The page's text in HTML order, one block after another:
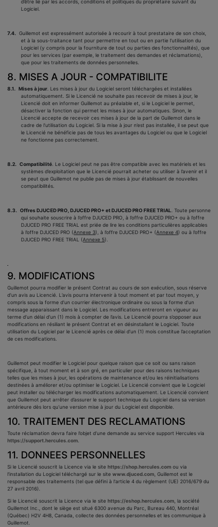
d’être lié par les accords, conditions et politiques du propriétaire suivant du
Logiciel.
7.4. Guillemot est expressément autorisée à recourir à tout prestataire de son choix,
et à la sous-traitance tant pour permettre en tout ou en partie l’utilisation du
Logiciel (y compris pour la fourniture de tout ou parties des fonctionnalités), que
pour les services (par exemple, le traitement des demandes et réclamations),
que pour les traitements de données personnelles.
8. MISES A JOUR - COMPATIBILITE
8.1. Mises à jour . Les mises à jour du Logiciel seront téléchargées et installées
automatiquement. Si le Licencié ne souhaite pas recevoir de mises à jour, le
Licencié doit en informer Guillemot au préalable et, si le Logiciel le permet,
désactiver la fonction qui permet les mises à jour automatiques. Sinon, le
Licencié accepte de recevoir ces mises à jour de la part de Guillemot dans le
cadre de l’utilisation du Logiciel. Si la mise à jour n’est pas installée, il se peut que
le Licencié ne bénéficie pas de tous les avantages du Logiciel ou que le Logiciel
ne fonctionne pas correctement.
8.2. Compatibilité . Le Logiciel peut ne pas être compatible avec les matériels et les
systèmes d’exploitation que le Licencié pourrait acheter ou utiliser à l’avenir et il
se peut que Guillemot ne publie pas de mises à jour établissant de nouvelles
compatibilités.
8.3. Offres DJUCED PRO, DJUCED PRO+ et DJUCED PRO FREE TRIAL . Toute personne
qui souhaite souscrire à l’offre DJUCED PRO, à l’offre DJUCED PRO+ ou à l’offre
DJUCED PRO FREE TRIAL est priée de lire les conditions particulières applicables
à l’offre DJUCED PRO (Annexe 3), à l’offre DJUCED PRO+ (Annexe 4) ou à l’offre
DJUCED PRO FREE TRIAL (Annexe 5).
9. MODIFICATIONS
Guillemot pourra modifier le présent Contrat au cours de son exécution, sous réserve
d’un avis au Licencié. L’avis pourra intervenir à tout moment et par tout moyen, y
compris sous la forme d’un courrier électronique ordinaire ou sous la forme d’un
message apparaissant dans le Logiciel. Les modifications entreront en vigueur au
terme d’un délai d’un (1) mois à compter de l’avis. Le Licencié pourra s’opposer aux
modifications en résiliant le présent Contrat et en désinstallant le Logiciel. Toute
utilisation du Logiciel par le Licencié après ce délai d’un (1) mois constitue l’acceptation
de ces modifications.
Guillemot peut modifier le Logiciel pour quelque raison que ce soit ou sans raison
spécifique, à tout moment et à son gré, en particulier pour des raisons techniques
telles que les mises à jour, les opérations de maintenance et/ou les réinitialisations
destinées à améliorer et/ou optimiser le Logiciel. Le Licencié convient que le Logiciel
peut installer ou télécharger les modifications automatiquement. Le Licencié convient
que Guillemot peut arrêter d’assurer le support technique du Logiciel dans sa version
antérieure dès lors qu’une version mise à jour du Logiciel est disponible.
10. TRAITEMENT DES RECLAMATIONS
Toute réclamation devra faire l’objet d’une demande au service support Hercules via
https://support.hercules.com.
11. DONNEES PERSONNELLES
Si le Licencié souscrit la Licence via le site https://shop.hercules.com ou via
l’installation du Logiciel téléchargé sur le site www.djuced.com, Guillemot est le
responsable des traitements (tel que défini à l'article 4 du règlement (UE) 2016/679 du
27 avril 2016).
Si le Licencié souscrit la Licence via le site https://eshop.hercules.com, la société
Guillemot Inc., dont le siège est situé 6300 avenue du Parc, Bureau 440, Montréal
(Québec) H2V 4H8, Canada, collecte des données personnelles et les communique à
Guillemot.